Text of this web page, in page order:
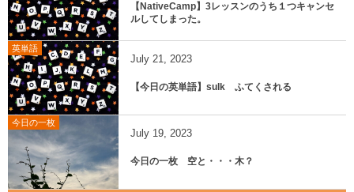
【NativeCamp】3レッスンのうち１つキャンセ
ルしてしまった。
英単語
July 21, 2023
【今日の英単語】sulk ふてくされる
今日の一枚
July 19, 2023
今日の一枚 空と・・・木？